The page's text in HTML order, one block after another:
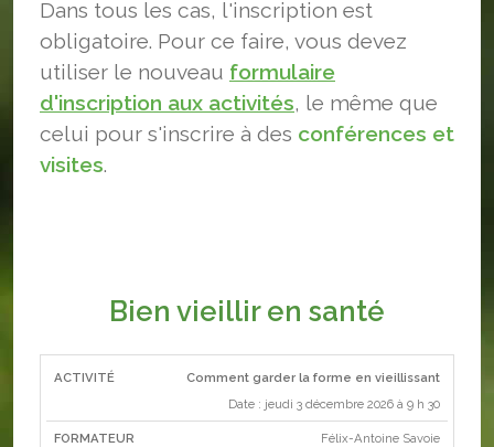
Dans tous les cas, l'inscription est
obligatoire. Pour ce faire, vous devez
utiliser le nouveau formulaire
d'inscription aux activités, le même que
celui pour s'inscrire à des conférences et
visites.
Bien vieillir en santé
ACTIVITÉ FORMATEUR MODE
Comment garder la forme en vieillissant
Date : jeudi 3 décembre 2026 à 9 h 30
Félix-Antoine Savoie